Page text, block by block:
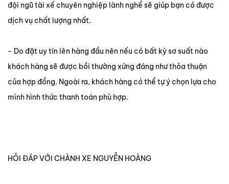
đội ngũ tài xế chuyên nghiệp lành nghề sẽ giúp bạn có được
dịch vụ chất lượng nhất.
- Do đặt uy tín lên hàng đầu nên nếu có bất kỳ sơ suất nào
khách hàng sẽ được bồi thường xứng đáng như thỏa thuận
của hợp đồng. Ngoài ra, khách hàng có thể tự ý chọn lựa cho
mình hình thức thanh toán phù hợp.
HỎI ĐÁP VỚI CHÀNH XE NGUYỄN HOÀNG